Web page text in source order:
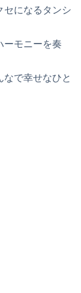
セになるタンシ
ーモニーを奏
なで幸せなひと